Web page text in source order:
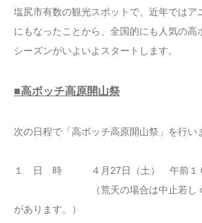
塩尻市有数の観光スポットで、近年ではア
にもなったことから、全国的にも人気の高
シーズンがいよいよスタートします。
■高ボッチ高原開山祭
次の日程で「高ボッチ高原開山祭」を行い
１ 日 時 ４月27日（土） 午前１０
（荒天の場合は中止若しくは
があります。）